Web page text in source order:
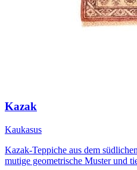
Kazak
Kaukasus
Kazak-Teppiche aus dem
mutige geometrische Muster und